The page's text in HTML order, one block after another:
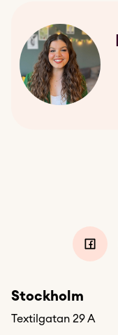
Stockholm
Textilgatan 29 A